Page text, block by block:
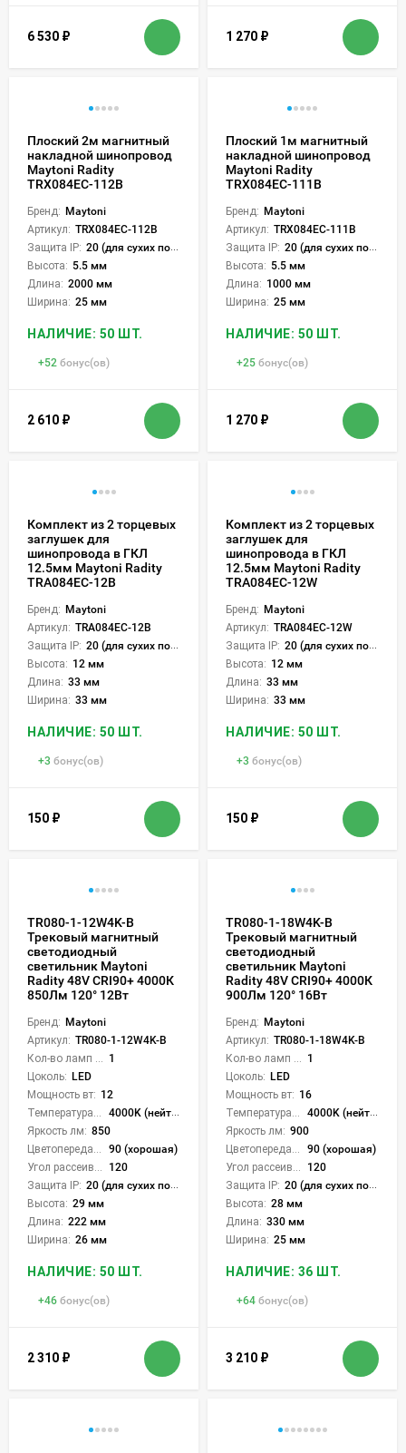
6 530 ₽ 1 270 ₽
Плоский 2м магнитный
накладной шинопровод
Maytoni Radity
TRX084EC-112B
Бренд: Maytoni
Артикул: TRX084EC-112B
Защита IP: 20 (для сухих пом.)
Высота: 5.5 мм
Длина: 2000 мм
Ширина: 25 мм
НАЛИЧИЕ: 50 ШТ.
+52 бонус(ов)
2 610 ₽
Плоский 1м магнитный
накладной шинопровод
Maytoni Radity
TRX084EC-111B
Бренд: Maytoni
Артикул: TRX084EC-111B
Защита IP: 20 (для сухих пом.)
Высота: 5.5 мм
Длина: 1000 мм
Ширина: 25 мм
НАЛИЧИЕ: 50 ШТ.
+25 бонус(ов)
1 270 ₽
Комплект из 2 торцевых
заглушек для
шинопровода в ГКЛ
12.5мм Maytoni Radity
TRA084EC-12B
Бренд: Maytoni
Артикул: TRA084EC-12B
Защита IP: 20 (для сухих пом.)
Высота: 12 мм
Длина: 33 мм
Ширина: 33 мм
НАЛИЧИЕ: 50 ШТ.
+3 бонус(ов)
150 ₽
Комплект из 2 торцевых
заглушек для
шинопровода в ГКЛ
12.5мм Maytoni Radity
TRA084EC-12W
Бренд: Maytoni
Артикул: TRA084EC-12W
Защита IP: 20 (для сухих пом.)
Высота: 12 мм
Длина: 33 мм
Ширина: 33 мм
НАЛИЧИЕ: 50 ШТ.
+3 бонус(ов)
150 ₽
TR080-1-12W4K-B
Трековый магнитный
светодиодный
светильник Maytoni
Radity 48V CRI90+ 4000К
850Лм 120° 12Вт
Бренд: Maytoni
Артикул: TR080-1-12W4K-B
1
Цоколь: LED
Мощность вт: 12
4000K (нейтральный)
Яркость лм: 850
90 (хорошая)
120
Защита IP: 20 (для сухих пом.)
Высота: 29 мм
Длина: 222 мм
Ширина: 26 мм
НАЛИЧИЕ: 50 ШТ.
+46 бонус(ов)
2 310 ₽
TR080-1-18W4K-B
Трековый магнитный
светодиодный
светильник Maytoni
Radity 48V CRI90+ 4000К
900Лм 120° 16Вт
Бренд: Maytoni
Артикул: TR080-1-18W4K-B
1
Цоколь: LED
Мощность вт: 16
4000K (нейтральный)
Яркость лм: 900
90 (хорошая)
120
Защита IP: 20 (для сухих пом.)
Высота: 28 мм
Длина: 330 мм
Ширина: 25 мм
НАЛИЧИЕ: 36 ШТ.
+64 бонус(ов)
3 210 ₽